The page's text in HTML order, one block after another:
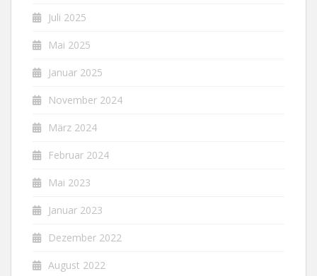
Juli 2025
Mai 2025
Januar 2025
November 2024
März 2024
Februar 2024
Mai 2023
Januar 2023
Dezember 2022
August 2022